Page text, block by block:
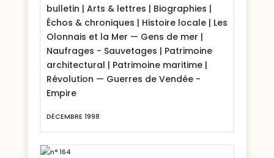
bulletin | Arts & lettres | Biographies |
Échos & chroniques | Histoire locale| Les
Olonnais et la Mer — Gens de mer |
Naufrages - Sauvetages | Patrimoine
architectural | Patrimoine maritime|
Révolution — Guerres de Vendée -
Empire
DÉCEMBRE 1998